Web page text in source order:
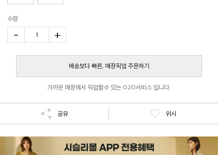
수량
- 1 +
배송보다 빠른, 매장픽업 주문하기
가까운 매장에서 픽업할수 있는 O2O서비스 입니다.
공유 위시